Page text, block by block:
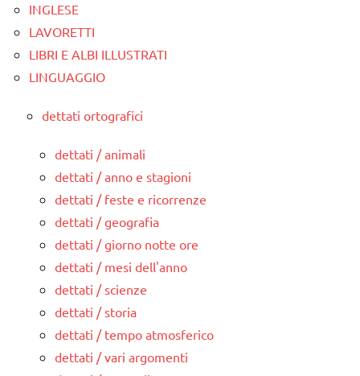
INGLESE
LAVORETTI
LIBRI E ALBI ILLUSTRATI
LINGUAGGIO
dettati ortografici
dettati / animali
dettati / anno e stagioni
dettati / feste e ricorrenze
dettati / geografia
dettati / giorno notte ore
dettati / mesi dell'anno
dettati / scienze
dettati / storia
dettati / tempo atmosferico
dettati / vari argomenti